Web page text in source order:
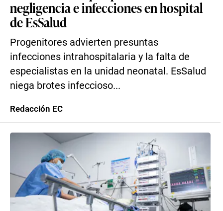
negligencia e infecciones en hospital
de EsSalud
Progenitores advierten presuntas
infecciones intrahospitalaria y la falta de
especialistas en la unidad neonatal. EsSalud
niega brotes infeccioso...
Redacción EC